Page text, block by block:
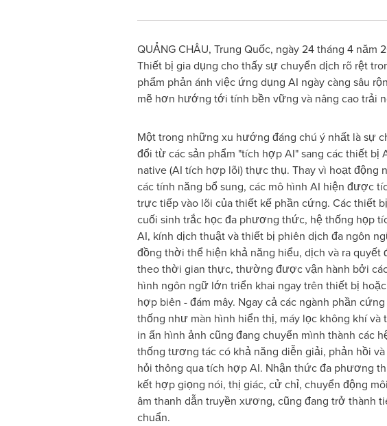
QUẢNG CHÂU, Trung Quốc, ngày 24 tháng 4
Thiết bị gia dụng cho thấy sự chuyển dịch rõ rệt
phẩm phản ánh việc ứng dụng AI ngày càng sâu
mẽ hơn hướng tới tính bền vững và nâng cao trải
Một trong những xu hướng đáng chú ý nhất là sự
đổi từ các sản phẩm "tích hợp AI" sang các thiết bị
native (AI tích hợp lõi) thực thụ. Thay vì hoạt động
các tính năng bổ sung, các mô hình AI hiện được
trực tiếp vào lõi của thiết kế phần cứng. Các thiết
cuối sinh trắc học đa phương thức, hệ thống họp
AI, kính dịch thuật và thiết bị phiên dịch đa ngôn
đồng thời thể hiện khả năng hiểu, dịch và ra quyết
theo thời gian thực, thường được vận hành bởi
hình ngôn ngữ lớn triển khai ngay trên thiết bị
hợp biên - đám mây. Ngay cả các ngành phần
thống như màn hình hiển thị, máy lọc không khí và
in ấn hình ảnh cũng đang chuyển mình thành các
thống tương tác có khả năng diễn giải, phản hồi
hỏi thông qua tích hợp AI. Nhận thức đa phương
kết hợp giọng nói, thị giác, cử chỉ, chuyển động
âm thanh dẫn truyền xương, cũng đang trở thành
chuẩn.